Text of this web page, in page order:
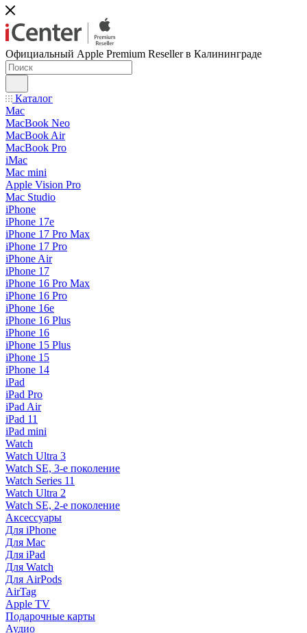
Официальный Apple Premium Reseller в Калининграде
Каталог
Mac
MacBook Neo
MacBook Air
MacBook Pro
iMac
Mac mini
Apple Vision Pro
Mac Studio
iPhone
iPhone 17e
iPhone 17 Pro Max
iPhone 17 Pro
iPhone Air
iPhone 17
iPhone 16 Pro Max
iPhone 16 Pro
iPhone 16e
iPhone 16 Plus
iPhone 16
iPhone 15 Plus
iPhone 15
iPhone 14
iPad
iPad Pro
iPad Air
iPad 11
iPad mini
Watch
Watch Ultra 3
Watch SE, 3-е поколение
Watch Series 11
Watch Ultra 2
Watch SE, 2-е поколение
Аксессуары
Для iPhone
Для Mac
Для iPad
Для Watch
Для AirPods
AirTag
Apple TV
Подарочные карты
Аудио